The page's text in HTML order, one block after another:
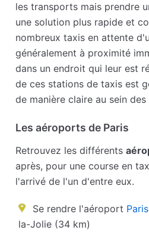
les transports mais prendre
une solution plus rapide et
nombreux taxis en attente
généralement à proximité
dans un endroit qui leur est
de ces stations de taxis est
de manière claire au sein
Les aéroports de Paris
Retrouvez les différents
après, pour une course en
l'arrivé de l'un d'entre eux.
Se rendre l'aéroport
la-Jolie (34 km)